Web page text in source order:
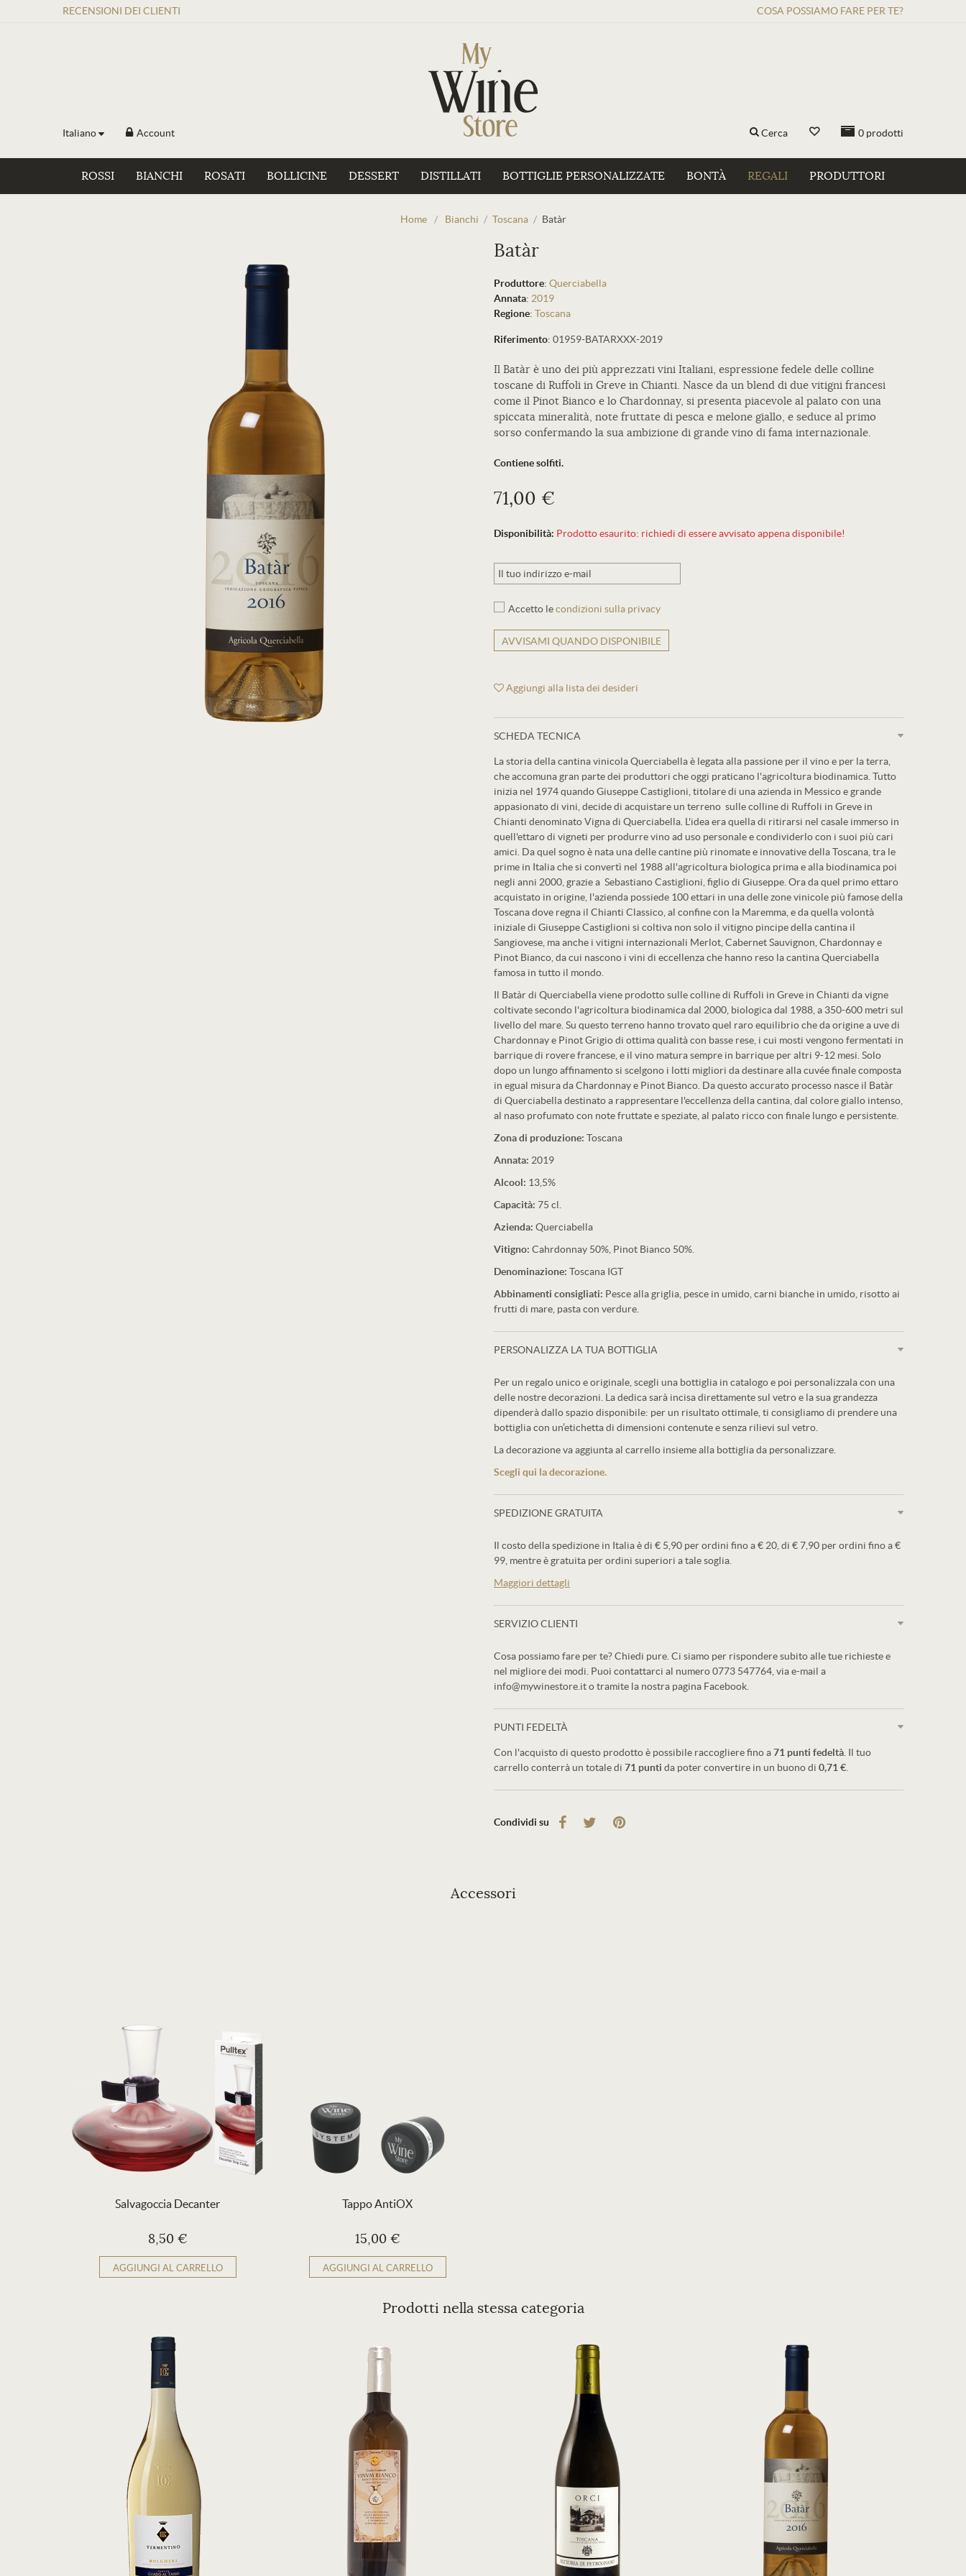
RECENSIONI DEI CLIENTI COSA POSSIAMO FARE PER TE?
Italiano Account 0 prodotti
Cerca
ROSSI BIANCHI ROSATI BOLLICINE DESSERT DISTILLATI BOTTIGLIE PERSONALIZZATE BONTÀ REGALI PRODUTTORI
Home / Bianchi / Toscana / Batàr
Batàr
Produttore: Querciabella
Annata: 2019
Regione: Toscana
Riferimento: 01959-BATARXXX-2019
Il Batàr è uno dei più apprezzati vini Italiani, espressione fedele delle colline
toscane di Ruffoli in Greve in Chianti. Nasce da un blend di due vitigni francesi
come il Pinot Bianco e lo Chardonnay, si presenta piacevole al palato con una
spiccata mineralità, note fruttate di pesca e melone giallo, e seduce al primo
sorso confermando la sua ambizione di grande vino di fama internazionale.
Contiene solfiti.
71,00 €
Disponibilità: Prodotto esaurito: richiedi di essere avvisato appena disponibile!
Accetto lecondizioni sulla privacy
AVVISAMI QUANDO DISPONIBILE
Aggiungi alla lista dei desideri
SCHEDA TECNICA
La storia della cantina vinicola Querciabella è legata alla passione per il vino e per la terra,
che accomuna gran parte dei produttori che oggi praticano l'agricoltura biodinamica. Tutto
inizia nel 1974 quando Giuseppe Castiglioni, titolare di una azienda in Messico e grande
appasionato di vini, decide di acquistare un terreno sulle colline di Ruffoli in Greve in
Chianti denominato Vigna di Querciabella. L'idea era quella di ritirarsi nel casale immerso in
quell'ettaro di vigneti per produrre vino ad uso personale e condividerlo con i suoi più cari
amici. Da quel sogno è nata una delle cantine più rinomate e innovative della Toscana, tra le
prime in Italia che si convertì nel 1988 all'agricoltura biologica prima e alla biodinamica poi
negli anni 2000, grazie a Sebastiano Castiglioni, figlio di Giuseppe. Ora da quel primo ettaro
acquistato in origine, l'azienda possiede 100 ettari in una delle zone vinicole più famose della
Toscana dove regna il Chianti Classico, al confine con la Maremma, e da quella volontà
iniziale di Giuseppe Castiglioni si coltiva non solo il vitigno pincipe della cantina il
Sangiovese, ma anche i vitigni internazionali Merlot, Cabernet Sauvignon, Chardonnay e
Pinot Bianco, da cui nascono i vini di eccellenza che hanno reso la cantina Querciabella
famosa in tutto il mondo.
Il Batàr di Querciabella viene prodotto sulle colline di Ruffoli in Greve in Chianti da vigne
coltivate secondo l'agricoltura biodinamica dal 2000, biologica dal 1988, a 350-600 metri sul
livello del mare. Su questo terreno hanno trovato quel raro equilibrio che da origine a uve di
Chardonnay e Pinot Grigio di ottima qualità con basse rese, i cui mosti vengono fermentati in
barrique di rovere francese, e il vino matura sempre in barrique per altri 9-12 mesi. Solo
dopo un lungo affinamento si scelgono i lotti migliori da destinare alla cuvée finale composta
in egual misura da Chardonnay e Pinot Bianco. Da questo accurato processo nasce il Batàr
di Querciabella destinato a rappresentare l'eccellenza della cantina, dal colore giallo intenso,
al naso profumato con note fruttate e speziate, al palato ricco con finale lungo e persistente.
Zona di produzione: Toscana
Annata: 2019
Alcool: 13,5%
Capacità: 75 cl.
Azienda: Querciabella
Vitigno: Cahrdonnay 50%, Pinot Bianco 50%.
Denominazione: Toscana IGT
Abbinamenti consigliati: Pesce alla griglia, pesce in umido, carni bianche in umido, risotto ai
frutti di mare, pasta con verdure.
PERSONALIZZA LA TUA BOTTIGLIA
Per un regalo unico e originale, scegli una bottiglia in catalogo e poi personalizzala con una
delle nostre decorazioni. La dedica sarà incisa direttamente sul vetro e la sua grandezza
dipenderà dallo spazio disponibile: per un risultato ottimale, ti consigliamo di prendere una
bottiglia con un’etichetta di dimensioni contenute e senza rilievi sul vetro.
La decorazione va aggiunta al carrello insieme alla bottiglia da personalizzare.
Scegli qui la decorazione.
SPEDIZIONE GRATUITA
Il costo della spedizione in Italia è di € 5,90 per ordini fino a € 20, di € 7,90 per ordini fino a €
99, mentre è gratuita per ordini superiori a tale soglia.
Maggiori dettagli
SERVIZIO CLIENTI
Cosa possiamo fare per te? Chiedi pure. Ci siamo per rispondere subito alle tue richieste e
nel migliore dei modi. Puoi contattarci al numero 0773 547764, via e-mail a
info@mywinestore.it o tramite la nostra pagina Facebook.
PUNTI FEDELTÀ
Con l'acquisto di questo prodotto è possibile raccogliere fino a71 punti fedeltà . Il tuo
carrello conterrà un totale di 71 punti da poter convertire in un buono di 0,71 €
Condividi su
Accessori
Salvagoccia Decanter
8,50 €
AGGIUNGI AL CARRELLO
Tappo AntiOX
15,00 €
AGGIUNGI AL CARRELLO
Prodotti nella stessa categoria